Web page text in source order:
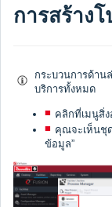
การสร้างโ
กระบวนการด้าน
บริการทั้งหมด
คลิกที่เมนูสิ่
คุณจะเห็นชุ
ข้อมูล”